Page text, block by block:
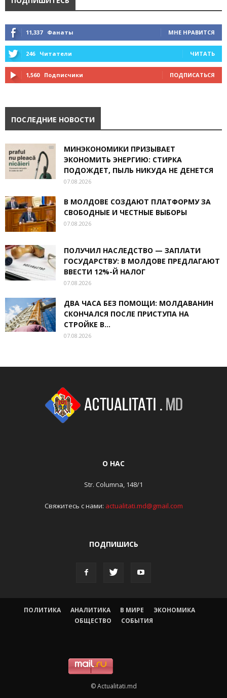
11,337 Фанаты МНЕ НРАВИТСЯ
246 Читатели ЧИТАТЬ
1,560 Подписчики ПОДПИСАТЬСЯ
ПОСЛЕДНИЕ НОВОСТИ
МИНЭКОНОМИКИ ПРИЗЫВАЕТ
ЭКОНОМИТЬ ЭНЕРГИЮ: СТИРКА
ПОДОЖДЕТ, ПЫЛЬ НИКУДА НЕ ДЕНЕТСЯ
07.08.2026
В МОЛДОВЕ СОЗДАЮТ ПЛАТФОРМУ ЗА
СВОБОДНЫЕ И ЧЕСТНЫЕ ВЫБОРЫ
07.08.2026
ПОЛУЧИЛ НАСЛЕДСТВО — ЗАПЛАТИ
ГОСУДАРСТВУ: В МОЛДОВЕ ПРЕДЛАГАЮТ
ВВЕСТИ 12%-Й НАЛОГ
07.08.2026
ДВА ЧАСА БЕЗ ПОМОЩИ: МОЛДАВАНИН
СКОНЧАЛСЯ ПОСЛЕ ПРИСТУПА НА
СТРОЙКЕ В...
07.08.2026
О НАС
Str. Columna, 148/1
Свяжитесь с нами: actualitati.md@gmail.com
ПОДПИШИСЬ
ПОЛИТИКА АНАЛИТИКА В МИРЕ
ЭКОНОМИКА
ОБЩЕСТВО
СОБЫТИЯ
© Actualitati.md